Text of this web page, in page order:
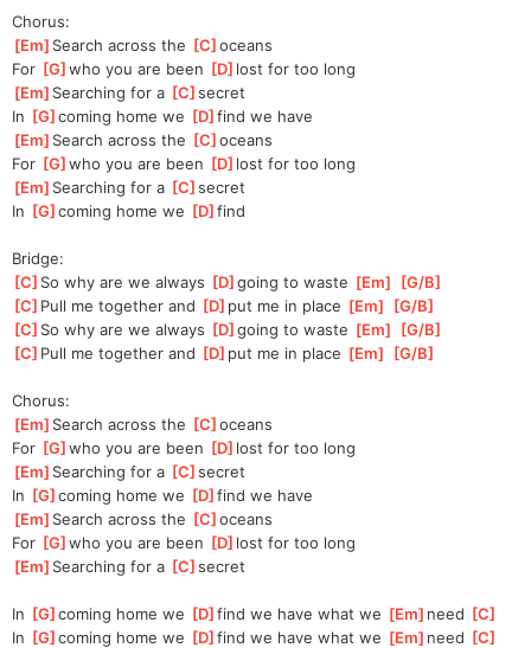
Chorus:
[Em ]Search across the [C ]
oceans
For [G ]
who you are been [D ]lost for too long
[Em ]Searching for a [C ]
secret
In [G ]
coming home we [D ]
find we have
[Em ]Search across the [C ]
oceans
For [G ]
who you are been [D ]lost for too long
[Em ]Searching for a [C ]
secret
In [G ]
coming home we [D ]
find
Bridge:
[C ]So why are we always [D ]
going to waste [Em [G/B
[C ]Pull me together and [D ]put me in place [Em [G/B
[C ]So why are we always [D ]
going to waste [Em [G/B
[C ]Pull me together and [D ]put me in place [Em [G/B
Chorus:
[Em ]Search across the [C ]
oceans
For [G ]
who you are been [D ]lost for too long
[Em ]Searching for a [C ]
secret
In [G ]
coming home we [D ]
find we have
[Em ]Search across the [C ]
oceans
For [G ]
who you are been [D ]lost for too long
[Em ]Searching for a [C ]
secret
In [G ]
coming home we [D ]
find we have what we [Em ]need [C
In [G ]
coming home we [D ]
find we have what we [Em ]need [C